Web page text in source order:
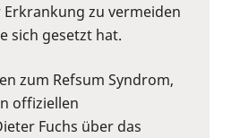
zu vermeiden
sich gesetzt hat.
zum Refsum Syndrom,
offiziellen
Fuchs über das